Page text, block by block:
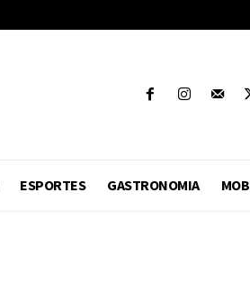
ESPORTES GASTRONOMIA